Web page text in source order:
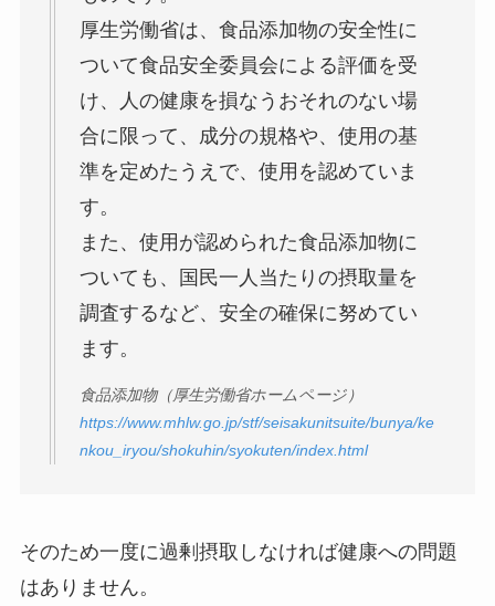
厚生労働省は、食品添加物の安全性に
ついて食品安全委員会による評価を受
け、人の健康を損なうおそれのない場
合に限って、成分の規格や、使用の基
準を定めたうえで、使用を認めていま
す。
また、使用が認められた食品添加物に
ついても、国民一人当たりの摂取量を
調査するなど、安全の確保に努めてい
ます。
食品添加物（厚生労働省ホームページ）
https://www.mhlw.go.jp/stf/seisakunitsuite/bunya/ke
nkou_iryou/shokuhin/syokuten/index.html
そのため一度に過剰摂取しなければ健康への問題
はありません。